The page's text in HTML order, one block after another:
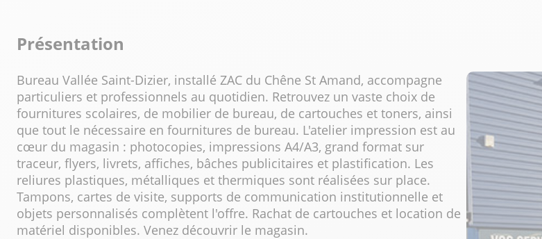
Présentation
Bureau Vallée Saint-Dizier, installé ZAC du Chêne St Amand, accompagne
particuliers et professionnels au quotidien. Retrouvez un vaste choix de
fournitures scolaires, de mobilier de bureau, de cartouches et toners, ainsi
que tout le nécessaire en fournitures de bureau. L'atelier impression est au
cœur du magasin : photocopies, impressions A4/A3, grand format sur
traceur, flyers, livrets, affiches, bâches publicitaires et plastification. Les
reliures plastiques, métalliques et thermiques sont réalisées sur place.
Tampons, cartes de visite, supports de communication institutionnelle et
objets personnalisés complètent l'offre. Rachat de cartouches et location de
matériel disponibles. Venez découvrir le magasin.